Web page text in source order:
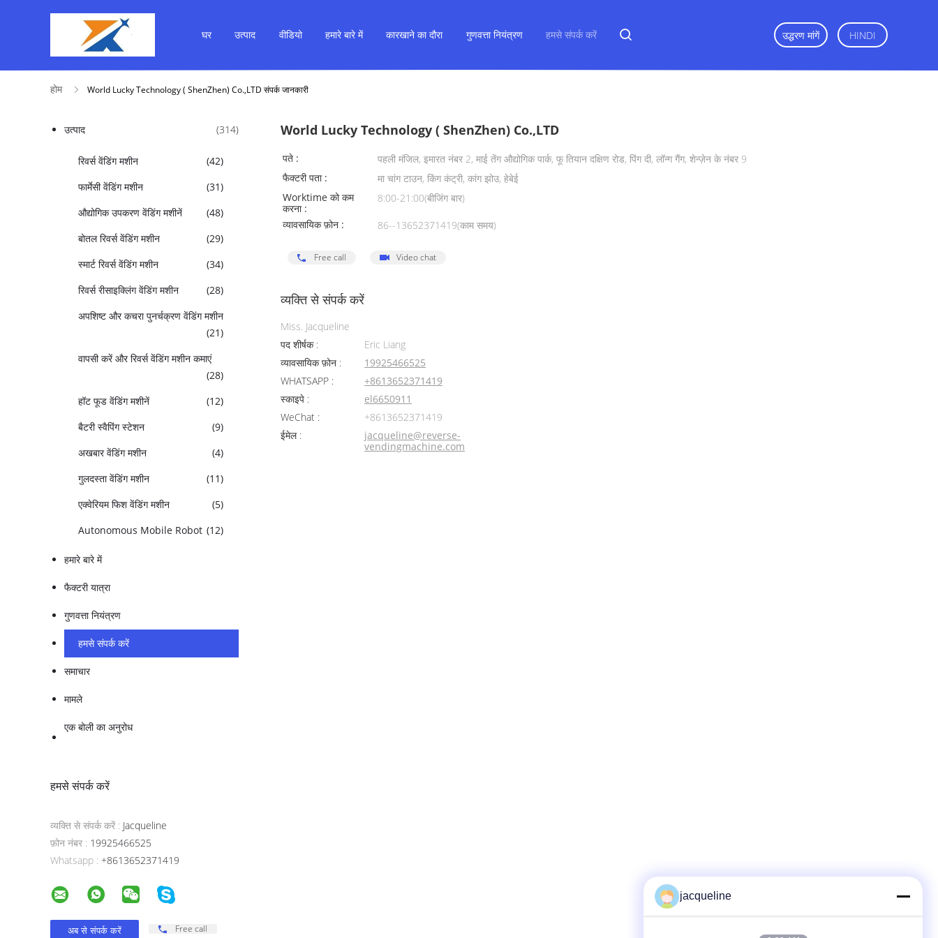
घर उत्पाद वीडियो हमारे बारे में कारखाने का दौरा गुणवत्ता नियंत्रण हमसे संपर्क करें उद्धरण मांगें HINDI
होम World Lucky Technology ( ShenZhen) Co.,LTD संपर्क जानकारी
उत्पाद (314)
रिवर्स वेंडिंग मशीन
(42)
फार्मेसी वेंडिंग मशीन
(31)
औद्योगिक उपकरण वेंडिंग मशीनें
(48)
बोतल रिवर्स वेंडिंग मशीन
(29)
स्मार्ट रिवर्स वेंडिंग मशीन
(34)
रिवर्स रीसाइक्लिंग वेंडिंग मशीन
(28)
अपशिष्ट और कचरा पुनर्चक्रण वेंडिंग मशीन
(21)
वापसी करें और रिवर्स वेंडिंग मशीन कमाएं
(28)
हॉट फूड वेंडिंग मशीनें
(12)
बैटरी स्वैपिंग स्टेशन
(9)
अखबार वेंडिंग मशीन
(4)
गुलदस्ता वेंडिंग मशीन
(11)
एक्वेरियम फिश वेंडिंग मशीन
(5)
Autonomous Mobile Robot (12)
हमारे बारे में
फैक्टरी यात्रा
गुणवत्ता नियंत्रण
हमसे संपर्क करें
समाचार
मामले
एक बोली का अनुरोध
हमसे संपर्क करें
व्यक्ति से संपर्क करें : Jacqueline
फ़ोन नंबर : 19925466525
Whatsapp : +8613652371419
Free call
World Lucky Technology ( ShenZhen) Co.,LTD
पते :
पहली मंजिल, इमारत नंबर 2, माई तेंग औद्योगिक पार्क, फू तियान दक्षिण रोड, पिंग दी, लॉन्ग गैंग, शेन्ज़ेन के नंबर 9
फैक्टरी पता :
मा चांग टाउन, किंग कंट्री, कांग झोउ, हेबेई
Worktime को कम
करना :
8:00-21:00(बीजिंग बार)
व्यावसायिक फ़ोन :
86--13652371419(काम समय)
Free call Video chat
व्यक्ति से संपर्क करें
Miss. Jacqueline
पद शीर्षक :
Eric Liang
व्यावसायिक फ़ोन :
19925466525
WHATSAPP :
+8613652371419
स्काइपे :
el6650911
WeChat :
+8613652371419
ईमेल :
jacqueline@reverse-
vendingmachine.com
jacqueline